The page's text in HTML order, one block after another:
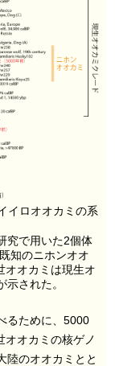
イロオオカミの系
究で用いた2個体
知のニホンオオ
オオカミは現生オ
された。
るために、5000
オカミの核ゲノ
陸のオオカミとと